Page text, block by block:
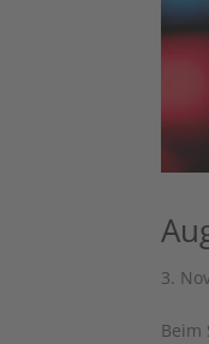
3.
Beim